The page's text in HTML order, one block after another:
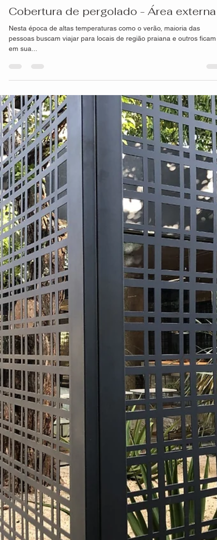
Cobertura de pergolado - Área externa
Nesta época de altas temperaturas como o verão, maioria das
pessoas buscam viajar para locais de região praiana e outros ficam
em sua...